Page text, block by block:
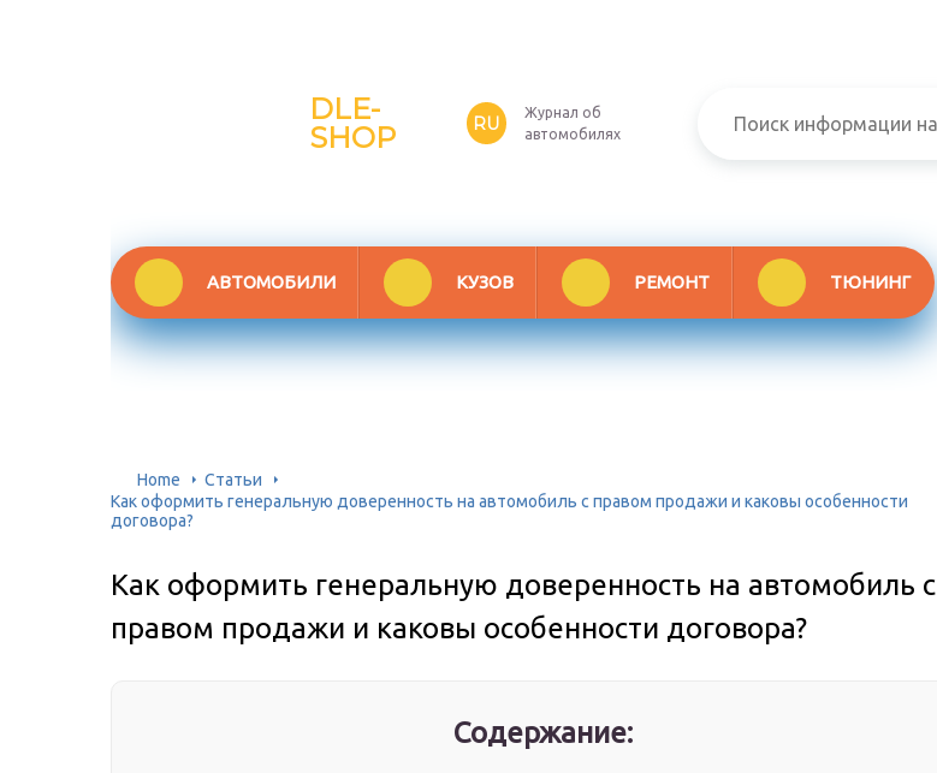
DLE-
SHOP
RU
Журнал об
автомобилях
АВТОМОБИЛИ КУЗОВ РЕМОНТ ТЮНИНГ
Home
Статьи
Как оформить генеральную доверенность на автомобиль с правом продажи и каковы особенности
договора?
Как оформить генеральную доверенность на автомобиль с
правом продажи и каковы особенности договора?
Содержание: